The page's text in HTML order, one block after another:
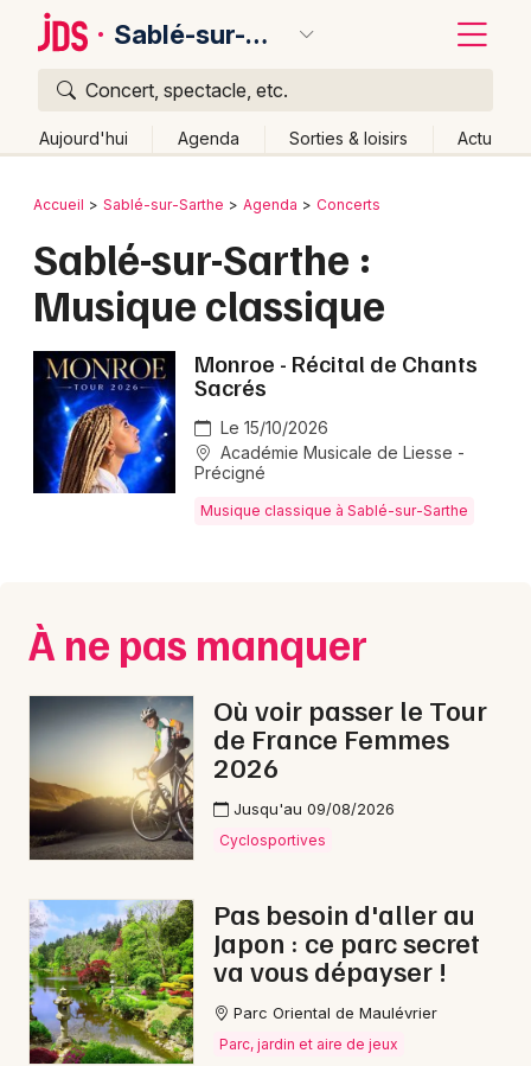
Sablé-sur-Sarthe
Concert, spectacle, etc.
Aujourd'hui Agenda Sorties & loisirs Actu
Publier un événement
Grands événements
Activité & Expérience
Manifestations
Concerts
Sports
Soirées
Sorties famille
Expos
Sorties & loisirs
Musique classique dans la Sarthe
Musique classique dans les Pays de la Loire
Bordeaux
Colmar
Lille
Lyon
Marseille
Mulhouse
Nice
Strasbourg
Toulouse
Toutes les villes
Retour
Accueil Sablé-sur-Sarthe Agenda Concerts
Sablé-sur-Sarthe :
Musique classique
Monroe - Récital de Chants
Sacrés
Le 15/10/2026
Académie Musicale de Liesse -
Précigné
Musique classique à Sablé-sur-Sarthe
À ne pas manquer
Où voir passer le Tour
de France Femmes
2026
Jusqu'au 09/08/2026
Cyclosportives
Pas besoin d'aller au
Japon : ce parc secret
va vous dépayser !
Parc Oriental de Maulévrier
Parc, jardin et aire de jeux
Quoi ?
Où ?
Pays de la Loire
Partout Près de moi
Quand ?
Effacer les dates
Aujourd'hui
Demain Ce week-end Autre